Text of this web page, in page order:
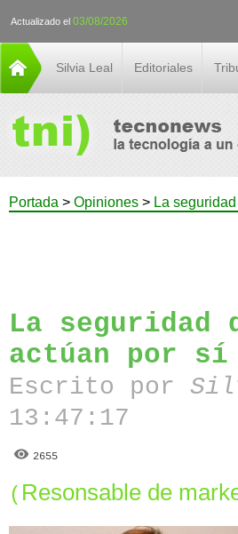
Actualizado el 03/08/2026
Silvia Leal Editoriales
Portada > Opiniones > La
La seguridad
actúan por sí
Escrito por
13:47:17
2655
( Resonsable de